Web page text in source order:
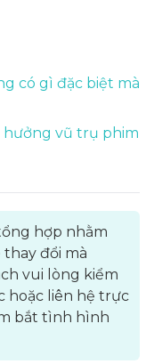
có gì đặc biệt mà
hưởng vũ trụ phim
hợp nhằm
đổi mà
vui lòng kiểm
hoặc liên hệ trực
bắt tình hình